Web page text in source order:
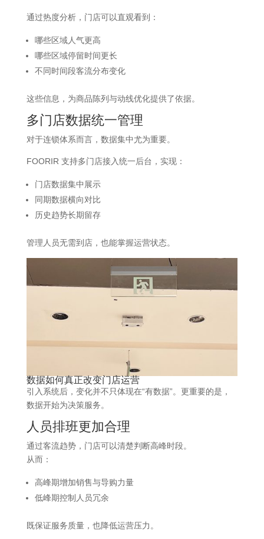
通过热度分析，门店可以直观看到：
哪些区域人气更高
哪些区域停留时间更长
不同时间段客流分布变化
这些信息，为商品陈列与动线优化提供了依据。
多门店数据统一管理
对于连锁体系而言，数据集中尤为重要。
FOORIR 支持多门店接入统一后台，实现：
门店数据集中展示
同期数据横向对比
历史趋势长期留存
管理人员无需到店，也能掌握运营状态。
数据如何真正改变门店运营
引入系统后，变化并不只体现在“有数据”。更重要的是，
数据开始为决策服务。
人员排班更加合理
通过客流趋势，门店可以清楚判断高峰时段。
从而：
高峰期增加销售与导购力量
低峰期控制人员冗余
既保证服务质量，也降低运营压力。